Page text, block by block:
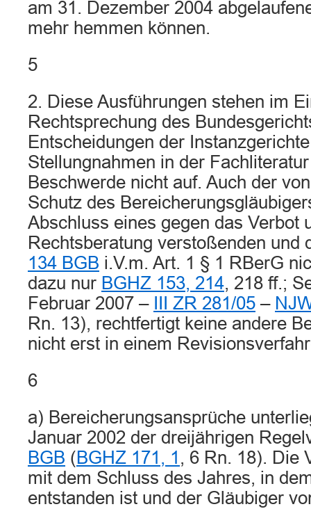
am 31. Dezember 2004
mehr hemmen können.
5
2. Diese Ausführungen stehen im
Rechtsprechung des
Entscheidungen der
Stellungnahmen in der
Beschwerde nicht auf. Auch der
Schutz des
Abschluss eines gegen das Verbot
Rechtsberatung verstoßenden
134 BGB i.V.m. Art. 1 § 1 RBerG
dazu nur BGHZ 153, 214, 218 ff.;
Februar 2007 –
III ZR 281/05 –
Rn. 13), rechtfertigt keine andere
nicht erst in einem
6
a) Bereicherungsansprüche
Januar 2002 der dreijährigen
BGB (BGHZ 171, 1 , 6 Rn. 18). Die
mit dem Schluss des Jahres, in
entstanden ist und der Gläubiger